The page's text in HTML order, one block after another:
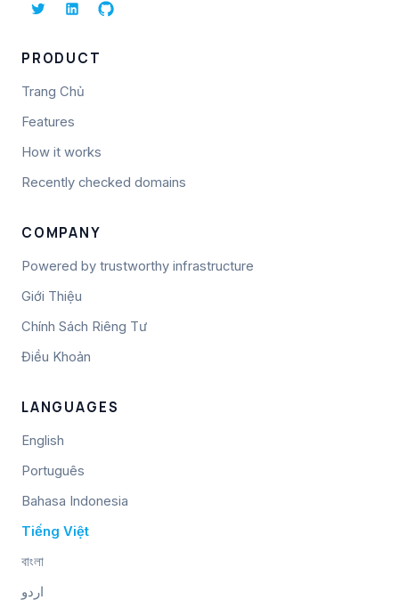
PRODUCT
Trang Chủ
Features
How it works
Recently checked domains
COMPANY
Powered by trustworthy infrastructure
Giới Thiệu
Chính Sách Riêng Tư
Điều Khoản
LANGUAGES
English
Português
Bahasa Indonesia
Tiếng Việt
বাংলা
اردو